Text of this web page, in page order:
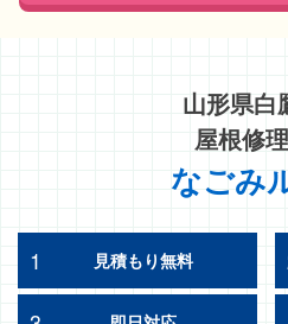
山形県白
屋根修
なごみ
1 見積もり無料